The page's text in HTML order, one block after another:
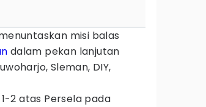
misi balas
dalam pekan lanjutan
Sleman, DIY,
2 atas Persela pada